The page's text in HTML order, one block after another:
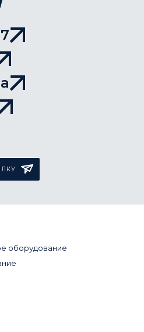
оборудование